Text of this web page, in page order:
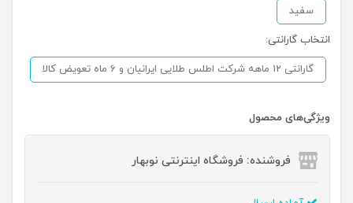
سفید
انتخاب گارانتی:
گارانتی 12 ماهه شرکت اطلس طلایی ایرانیان و 6 ماه تعویض کالا
ویژگی‌های محصول
فروشنده: فروشگاه اینترنتی نوبهار